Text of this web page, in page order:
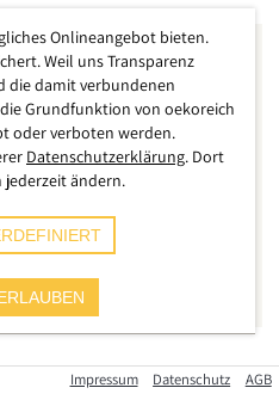
leer wie nie, immer mehr
Impressum Datenschutz AGB
Onlineangebot bieten.
Weil uns Transparenz
die damit verbundenen
Grundfunktion von oekoreich
oder verboten werden.
Datenschutzerklärung. Dort
jederzeit ändern.